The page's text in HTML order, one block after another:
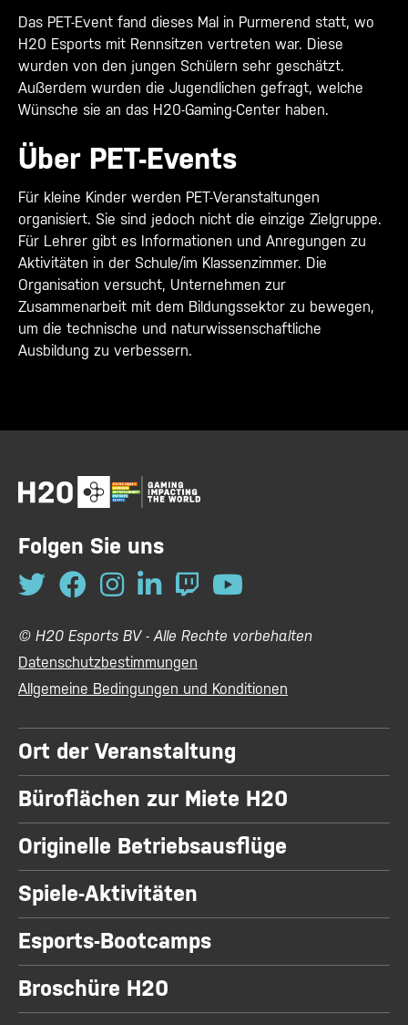
Das PET-Event fand dieses Mal in Purmerend statt, wo
H20 Esports mit Rennsitzen vertreten war. Diese
wurden von den jungen Schülern sehr geschätzt.
Außerdem wurden die Jugendlichen gefragt, welche
Wünsche sie an das H20-Gaming-Center haben.
Über PET-Events
Für kleine Kinder werden PET-Veranstaltungen
organisiert. Sie sind jedoch nicht die einzige Zielgruppe.
Für Lehrer gibt es Informationen und Anregungen zu
Aktivitäten in der Schule/im Klassenzimmer. Die
Organisation versucht, Unternehmen zur
Zusammenarbeit mit dem Bildungssektor zu bewegen,
um die technische und naturwissenschaftliche
Ausbildung zu verbessern.
Folgen Sie uns
© H20 Esports BV - Alle Rechte vorbehalten
Datenschutzbestimmungen
Allgemeine Bedingungen und Konditionen
Ort der Veranstaltung
Büroflächen zur Miete H20
Originelle Betriebsausflüge
Spiele-Aktivitäten
Esports-Bootcamps
Broschüre H20